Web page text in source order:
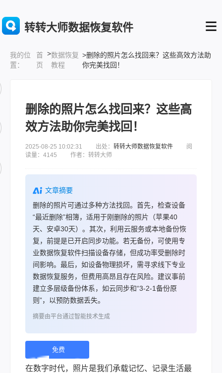
转转大师数据恢复软件
我的位
置：
首
页
>数据恢复
教程
>删除的照片怎么找回来？这些高效方法助
你完美找回！
删除的照片怎么找回来？这些高
效方法助你完美找回！
2025-08-25 10:02:31 出处： 转转大师数据恢复软件 阅
读量：4145 作者：转转大师
文章摘要
删除的照片可通过多种方法找回。首先，检查设备
“最近删除”相簿，适用于刚删除的照片（苹果40
天、安卓30天）。其次，利用云服务或本地备份恢
复，前提是已开启同步功能。若无备份，可使用专
业数据恢复软件扫描设备存储，但成功率受删除时
间影响。最后，如设备物理损坏，需寻求线下专业
数据恢复服务，但费用高昂且存在风险。建议事前
建立多层级备份体系，如云同步和“3-2-1备份原
则”，以预防数据丢失。
摘要由平台通过智能技术生成
免费
下
在数字时代，照片是我们承载记忆、记录生活最